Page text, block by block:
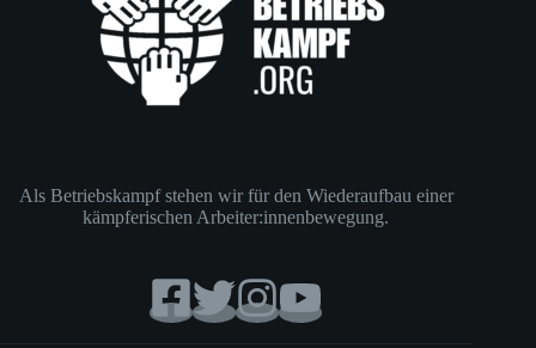
Als Betriebskampf stehen wir für den Wiederaufbau einer
kämpferischen Arbeiter:innenbewegung.